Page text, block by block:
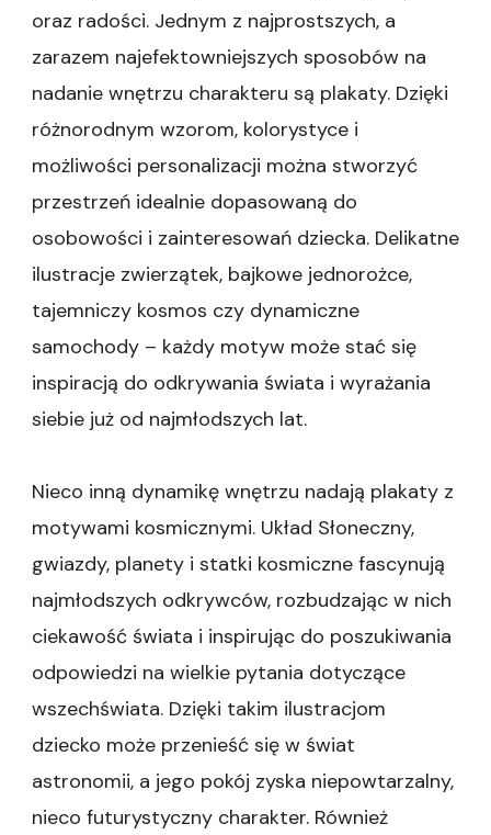
oraz radości. Jednym z najprostszych, a
zarazem najefektowniejszych sposobów na
nadanie wnętrzu charakteru są plakaty. Dzięki
różnorodnym wzorom, kolorystyce i
możliwości personalizacji można stworzyć
przestrzeń idealnie dopasowaną do
osobowości i zainteresowań dziecka. Delikatne
ilustracje zwierzątek, bajkowe jednorożce,
tajemniczy kosmos czy dynamiczne
samochody – każdy motyw może stać się
inspiracją do odkrywania świata i wyrażania
siebie już od najmłodszych lat.
Nieco inną dynamikę wnętrzu nadają plakaty z
motywami kosmicznymi. Układ Słoneczny,
gwiazdy, planety i statki kosmiczne fascynują
najmłodszych odkrywców, rozbudzając w nich
ciekawość świata i inspirując do poszukiwania
odpowiedzi na wielkie pytania dotyczące
wszechświata. Dzięki takim ilustracjom
dziecko może przenieść się w świat
astronomii, a jego pokój zyska niepowtarzalny,
nieco futurystyczny charakter. Również